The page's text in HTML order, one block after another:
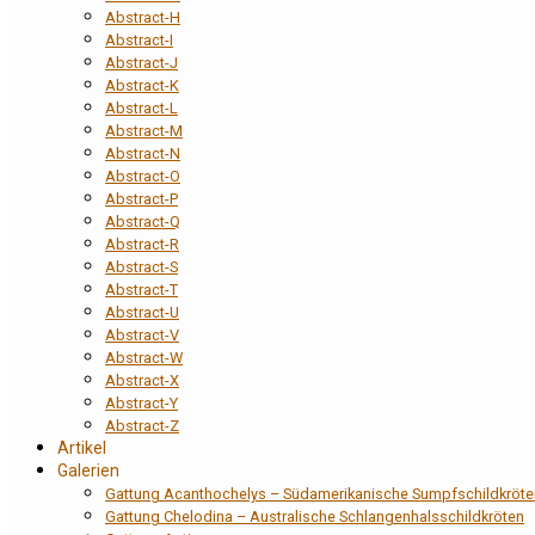
Abstract-H
Abstract-I
Abstract-J
Abstract-K
Abstract-L
Abstract-M
Abstract-N
Abstract-O
Abstract-P
Abstract-Q
Abstract-R
Abstract-S
Abstract-T
Abstract-U
Abstract-V
Abstract-W
Abstract-X
Abstract-Y
Abstract-Z
Artikel
Galerien
Gattung Acanthochelys – Südamerikanische
Gattung Chelodina – Australische Schlangenhalsschildkröten